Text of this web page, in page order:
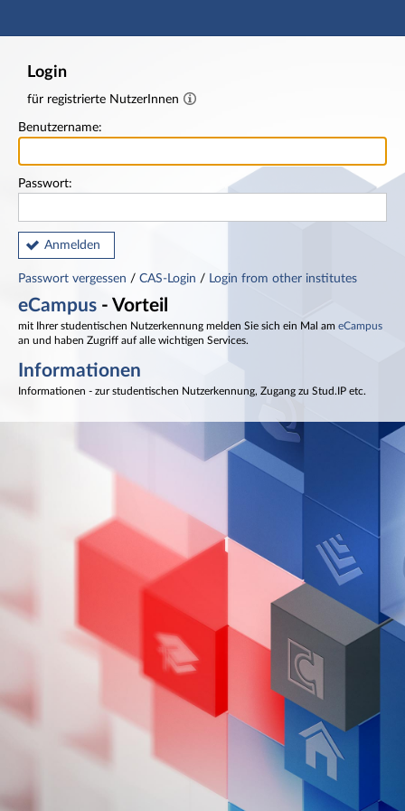
Hauptnavigation
Login
für registrierte NutzerInnen
Benutzername:
Passwort:
Anmelden
Passwort vergessen / CAS-Login / Login from other institutes
eCampus - Vorteil
mit Ihrer studentischen Nutzerkennung melden Sie sich ein Mal am eCampus
an und haben Zugriff auf alle wichtigen Services.
Informationen
Informationen - zur studentischen Nutzerkennung, Zugang zu Stud.IP etc.